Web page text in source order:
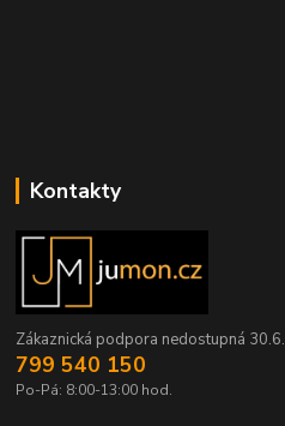
Kontakty
Zákaznická podpora nedostupná 30.6.
799 540 150
Po-Pá: 8:00-13:00 hod.